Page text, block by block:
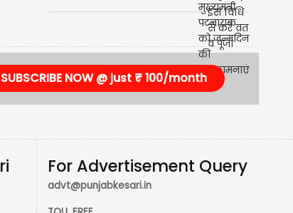
मुख्यमंत्री पटनायक को जन्मदिन
SUBSCRIBE NOW @ just ₹ 100/month
For Advertisement Query